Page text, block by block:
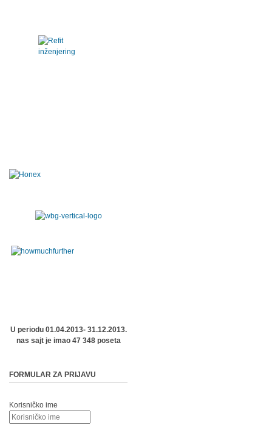
U periodu 01.04.2013- 31.12.2013.
nas sajt je imao 47 348 poseta
FORMULAR ZA PRIJAVU
Korisničko ime